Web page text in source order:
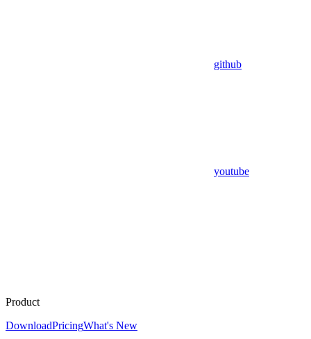
github
youtube
Product
DownloadPricingWhat's New